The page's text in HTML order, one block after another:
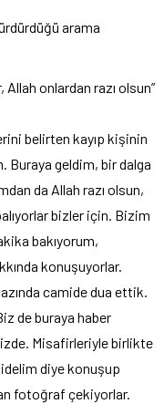
arama
onlardan razı olsun”
belirten kayıp kişinin
Buraya geldim, bir dalga
da Allah razı olsun,
bizler için. Bizim
bakıyorum,
konuşuyorlar.
camide dua ettik.
de buraya haber
Misafirleriyle birlikte
diye konuşup
fotoğraf çekiyorlar.